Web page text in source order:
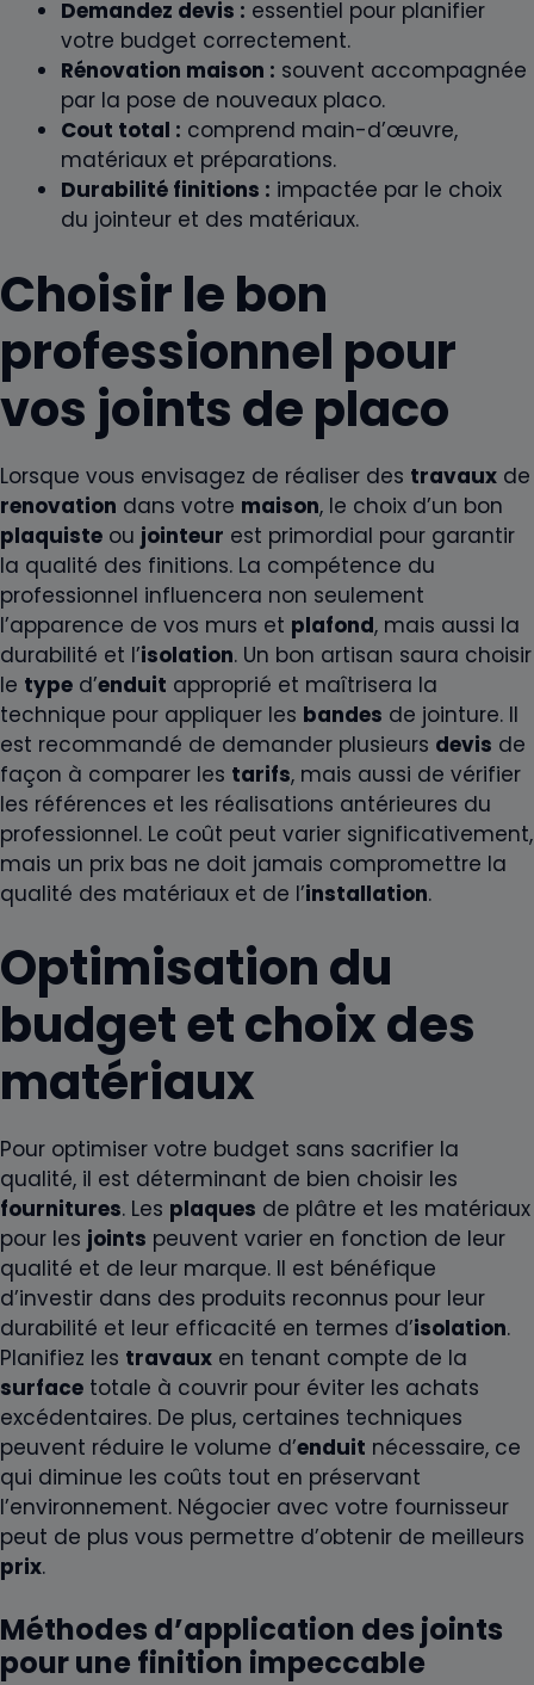
Demandez devis : essentiel pour planifier
votre budget correctement.
Rénovation maison : souvent accompagnée
par la pose de nouveaux placo.
Cout total : comprend main-d’œuvre,
matériaux et préparations.
Durabilité finitions : impactée par le choix
du jointeur et des matériaux.
Choisir le bon
professionnel pour
vos joints de placo
Lorsque vous envisagez de réaliser des travaux de
renovation dans votre maison, le choix d’un bon
plaquiste ou jointeur est primordial pour garantir
la qualité des finitions. La compétence du
professionnel influencera non seulement
l’apparence de vos murs et plafond, mais aussi la
durabilité et l’isolation. Un bon artisan saura choisir
le type d’enduit approprié et maîtrisera la
technique pour appliquer les bandes de jointure. Il
est recommandé de demander plusieurs devis de
façon à comparer les tarifs, mais aussi de vérifier
les références et les réalisations antérieures du
professionnel. Le coût peut varier significativement,
mais un prix bas ne doit jamais compromettre la
qualité des matériaux et de l’installation.
Optimisation du
budget et choix des
matériaux
Pour optimiser votre budget sans sacrifier la
qualité, il est déterminant de bien choisir les
fournitures. Les plaques de plâtre et les matériaux
pour les joints peuvent varier en fonction de leur
qualité et de leur marque. Il est bénéfique
d’investir dans des produits reconnus pour leur
durabilité et leur efficacité en termes d’isolation.
Planifiez les travaux en tenant compte de la
surface totale à couvrir pour éviter les achats
excédentaires. De plus, certaines techniques
peuvent réduire le volume d’enduit nécessaire, ce
qui diminue les coûts tout en préservant
l’environnement. Négocier avec votre fournisseur
peut de plus vous permettre d’obtenir de meilleurs
prix.
Méthodes d’application des joints
pour une finition impeccable